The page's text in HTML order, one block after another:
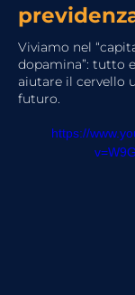
Viviamo nel
dopamina”: tutto
aiutare il cervello
futuro.
https://